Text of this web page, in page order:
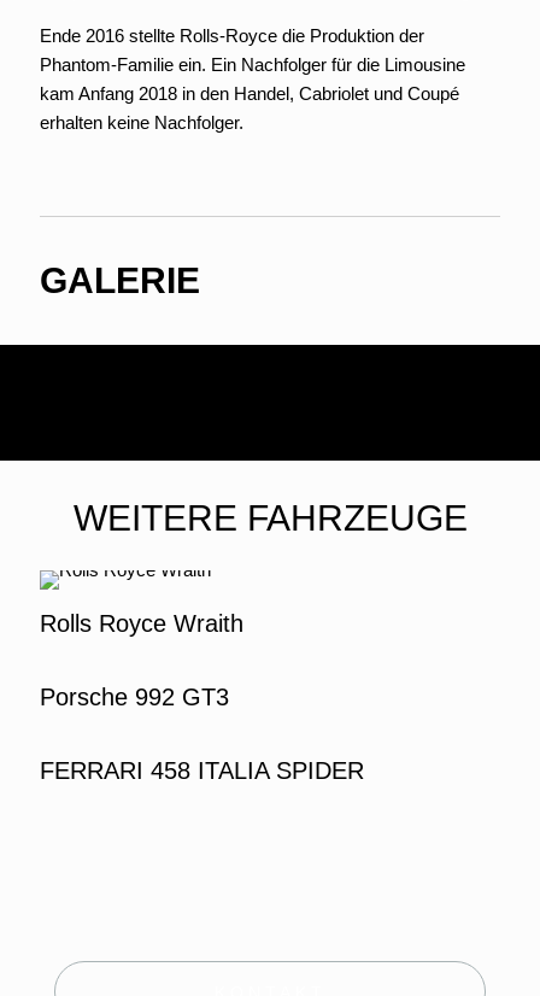
Ende 2016 stellte Rolls-Royce die Produktion der
Phantom-Familie ein. Ein Nachfolger für die Limousine
kam Anfang 2018 in den Handel, Cabriolet und Coupé
erhalten keine Nachfolger.
GALERIE
WEITERE FAHRZEUGE
Rolls Royce Wraith
Porsche 992 GT3
FERRARI 458 ITALIA SPIDER